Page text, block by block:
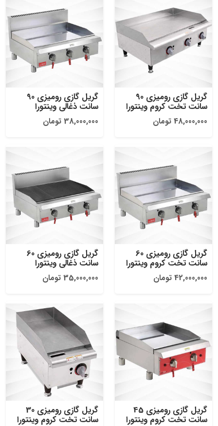
گریل گازی رومیزی 90
سانت تخت کروم وینتورا
48,000,000 تومان
گریل گازی رومیزی 90
سانت ذغالی وینتورا
38,000,000 تومان
گریل گازی رومیزی 60
سانت تخت کروم وینتورا
42,000,000 تومان
گریل گازی رومیزی 60
سانت ذغالی وینتورا
35,000,000 تومان
گریل گازی رومیزی 45
سانت تخت کروم وینتورا
گریل گازی رومیزی 30
سانت تخت کروم وینتورا